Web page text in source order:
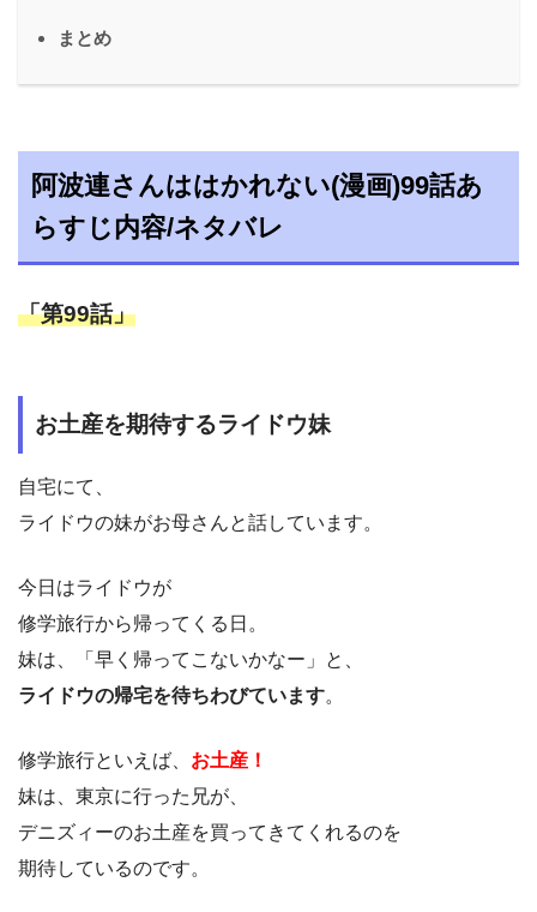
まとめ
阿波連さんははかれない(漫画)99話あ
らすじ内容/ネタバレ
「第99話」
お土産を期待するライドウ妹
自宅にて、
ライドウの妹がお母さんと話しています。
今日はライドウが
修学旅行から帰ってくる日。
妹は、「早く帰ってこないかなー」と、
ライドウの帰宅を待ちわびています。
修学旅行といえば、 お土産！
妹は、東京に行った兄が、
デニズィーのお土産を買ってきてくれるのを
期待しているのです。